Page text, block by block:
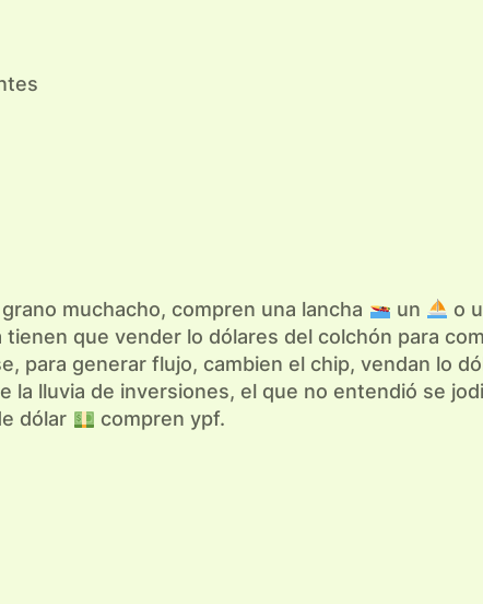
muchacho, compren una lancha un
o
que vender lo dólares del colchón para
para generar flujo, cambien el chip, vendan lo
la lluvia de inversiones, el que no entendió se
dólar
compren ypf.